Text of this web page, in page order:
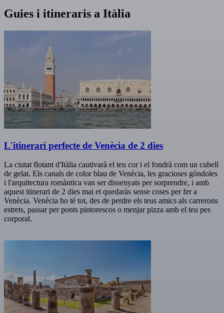
Guies i itineraris a Itàlia
L'itinerari perfecte de Venècia de 2 dies
La ciutat flotant d'Itàlia cautivarà el teu cor i el fondrà com un cubell
de gelat. Els canals de color blau de Venècia, les gracioses góndoles
i l'arquitectura romàntica van ser dissenyats per sorprendre, i amb
aquest itinerari de 2 dies mai et quedaràs sense coses per fer a
Venècia. Venècia ho té tot, des de perdre els teus amics als carrerons
estrets, passar per ponts pintorescos o menjar pizza amb el teu pes
corporal.